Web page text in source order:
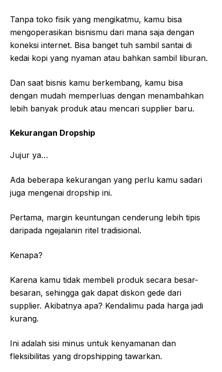
Tanpa toko fisik yang mengikatmu, kamu bisa
mengoperasikan bisnismu dari mana saja dengan
koneksi internet. Bisa banget tuh sambil santai di
kedai kopi yang nyaman atau bahkan sambil liburan.
Dan saat bisnis kamu berkembang, kamu bisa
dengan mudah memperluas dengan menambahkan
lebih banyak produk atau mencari supplier baru.
Kekurangan Dropship
Jujur ya…
Ada beberapa kekurangan yang perlu kamu sadari
juga mengenai dropship ini.
Pertama, margin keuntungan cenderung lebih tipis
daripada ngejalanin ritel tradisional.
Kenapa?
Karena kamu tidak membeli produk secara besar-
besaran, sehingga gak dapat diskon gede dari
supplier. Akibatnya apa? Kendalimu pada harga jadi
kurang.
Ini adalah sisi minus untuk kenyamanan dan
fleksibilitas yang dropshipping tawarkan.